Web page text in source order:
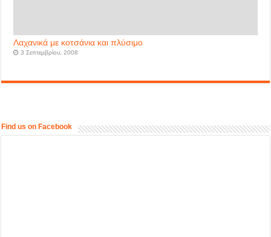
Λαχανικά με κοτσάνια και πλύσιμο
3 Σεπτεμβρίου, 2008
Find us on Facebook